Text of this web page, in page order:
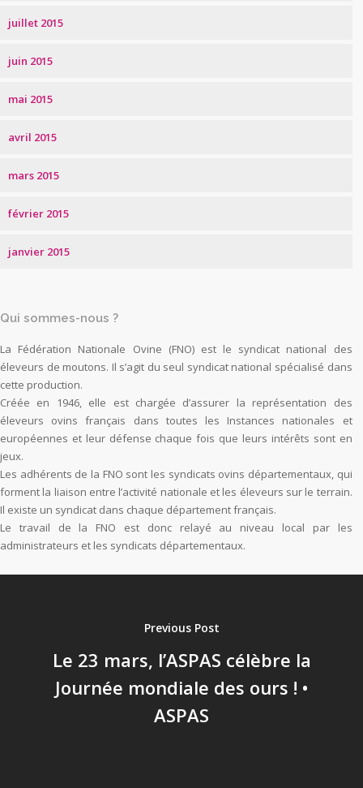
juillet 2015
juin 2015
mai 2015
avril 2015
mars 2015
février 2015
janvier 2015
Qui sommes-nous ?
La Fédération Nationale Ovine (FNO) est le syndicat national des
éleveurs de moutons. Il s’agit du seul syndicat national spécialisé dans
cette production.
Créée en 1946, elle est chargée d’assurer la représentation des
éleveurs ovins français dans toutes les Instances nationales et
européennes et leur défense chaque fois que leurs intérêts sont en
jeux.
Les adhérents de la FNO sont les syndicats ovins départementaux, qui
forment la liaison entre l’activité nationale et les éleveurs sur le terrain.
Il existe un syndicat dans chaque département français.
Le travail de la FNO est donc relayé au niveau local par les
administrateurs et les syndicats départementaux.
Previous Post
Le 23 mars, l’ASPAS célèbre la
Journée mondiale des ours ! •
ASPAS